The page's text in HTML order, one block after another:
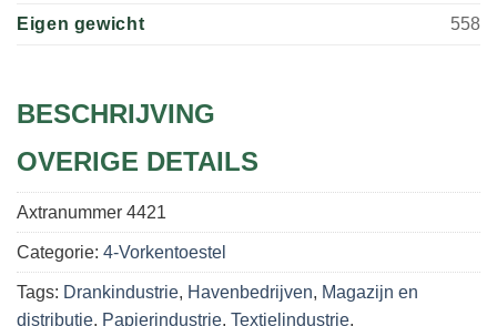
Eigen gewicht 558
BESCHRIJVING
OVERIGE DETAILS
Axtranummer 4421
Categorie: 4-Vorkentoestel
Tags: Drankindustrie, Havenbedrijven, Magazijn en
distributie, Papierindustrie, Textielindustrie,